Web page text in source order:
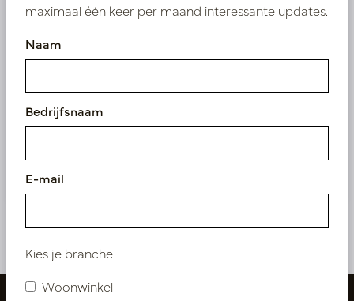
Wij leveren enkel B2B
Log in als zakelijke klant om direct toegang te
Bestaande klant? Log hier in
Nieuw? Registreer hier
maximaal één keer per maand interessante updates.
Naam
Bedrijfsnaam
E-mail
Kies je branche
Woonwinkel